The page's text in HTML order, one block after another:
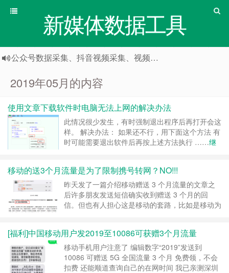
新媒体数据工具
公众号数据采集、抖音视频采集、视频号数据采集
2019年05月的内容
使用文章下载软件时电脑无法上网的解决办法
此情况很少发生，有时强制退出程序后再打开会这
样。 解决办法： 如果还不行，用下面这个方法 有
时可能需要退出软件后再按上述方法执行 ……继
移动的送3个月流量是为了限制携号转网？NO!!!
昨天发了一篇介绍移动赠送 3 个月流量的文章之
后许多朋友发送短信确实收到赠送 3 个月的回
信。但也有人担心这是移动的套路，比如是移动为
一下，发现主流媒体多数是引用《每日经济新闻》
的一篇报道，如下图，10086 客服回答称“这个活
动没有那种限制”，其中的“那种限制”是指“限……
继续阅读 »
[福利]中国移动用户发2019至10086可获赠3个月流量
移动手机用户注意了 编辑数字“2019”发送到
10086 可赠送 5G 全国流量 3 个月 免费领，不会
扣费 还能顺道查询自己的在网时间 我已亲测深圳